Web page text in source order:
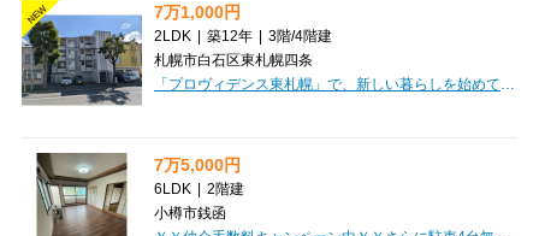
NEW 7万1,000円
2LDK | 築12年 | 3階/4階建
札幌市白石区東札幌四条
7万5,000円
6LDK | 2階建
小樽市銭函